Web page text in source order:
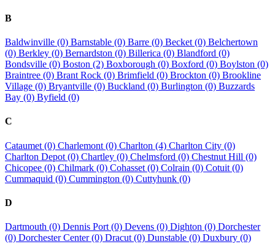
B
Baldwinville (0) Barnstable (0) Barre (0) Becket (0) Belchertown
(0) Berkley (0) Bernardston (0) Billerica (0) Blandford (0)
Bondsville (0) Boston (2) Boxborough (0) Boxford (0) Boylston (0)
Braintree (0) Brant Rock (0) Brimfield (0) Brockton (0) Brookline
Village (0) Bryantville (0) Buckland (0) Burlington (0) Buzzards
Bay (0) Byfield (0)
C
Cataumet (0) Charlemont (0) Charlton (4) Charlton City (0)
Charlton Depot (0) Chartley (0) Chelmsford (0) Chestnut Hill (0)
Chicopee (0) Chilmark (0) Cohasset (0) Colrain (0) Cotuit (0)
Cummaquid (0) Cummington (0) Cuttyhunk (0)
D
Dartmouth (0) Dennis Port (0) Devens (0) Dighton (0) Dorchester
(0) Dorchester Center (0) Dracut (0) Dunstable (0) Duxbury (0)